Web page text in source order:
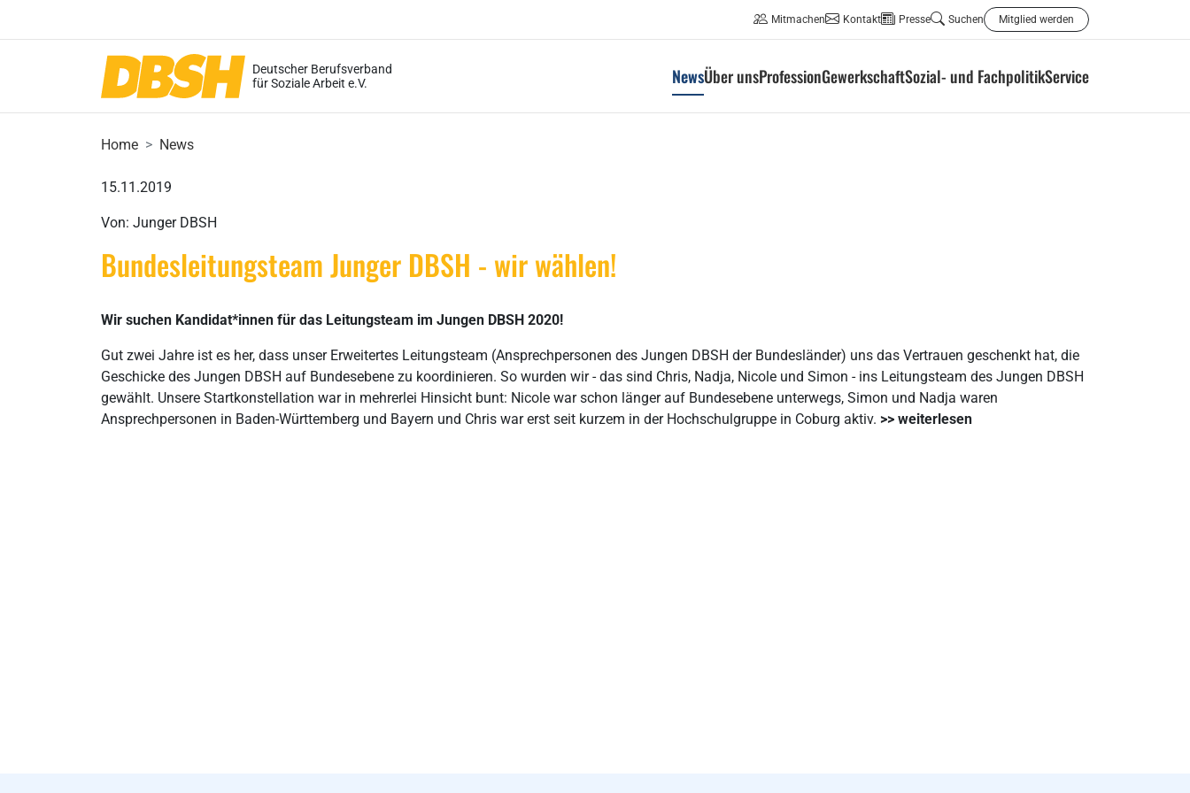
Mitmachen Kontakt Presse Suchen Mitglied werden
Deutscher Berufsverband
für Soziale Arbeit e.V.
NewsÜber unsProfessionGewerkschaftSozial- und FachpolitikService
Home News
15.11.2019
Von: Junger DBSH
Bundesleitungsteam Junger DBSH - wir wählen!
Wir suchen Kandidat*innen für das Leitungsteam im Jungen DBSH 2020!
Gut zwei Jahre ist es her, dass unser Erweitertes Leitungsteam (Ansprechpersonen des Jungen DBSH der Bundesländer) uns das Vertrauen geschenkt hat, die
Geschicke des Jungen DBSH auf Bundesebene zu koordinieren. So wurden wir - das sind Chris, Nadja, Nicole und Simon - ins Leitungsteam des Jungen DBSH
gewählt. Unsere Startkonstellation war in mehrerlei Hinsicht bunt: Nicole war schon länger auf Bundesebene unterwegs, Simon und Nadja waren
Ansprechpersonen in Baden-Württemberg und Bayern und Chris war erst seit kurzem in der Hochschulgruppe in Coburg aktiv. >> weiterlesen